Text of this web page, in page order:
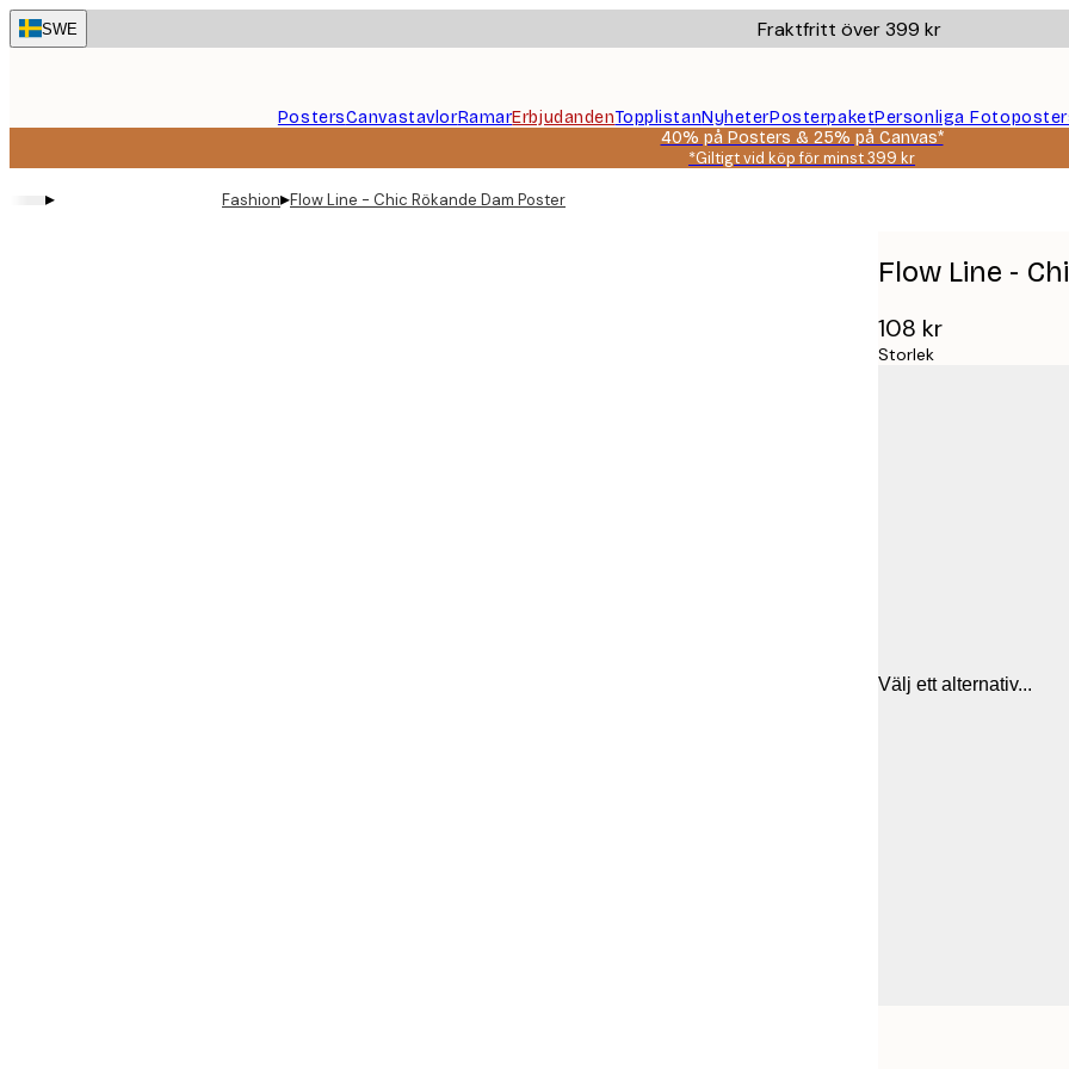
Skip
to
SWE Fraktfritt över 399 kr
PostersCanvastavlorRamarErbjudandenTopplistanNyheterPosterpaketPersonliga
40% på Posters & 25% på Canvas*
*Giltigt vid köp för minst 399 kr
▸ Fashion▸Flow Line - Chic Rökande Dam Poster
Flow Line -
108 kr
Storlek
Välj ett alternativ...